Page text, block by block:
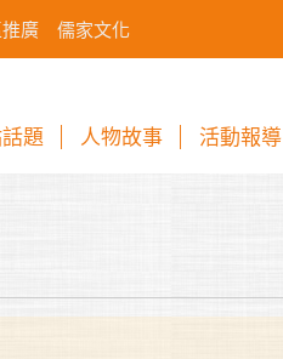
廣 儒家文化
題 人物故事 活動報導